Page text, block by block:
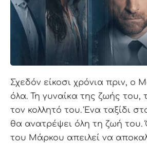
Σχεδόν είκοσι χρόνια πριν, ο
όλα. Τη γυναίκα της ζωής του,
τον κολλητό του. Ένα ταξίδι
θα ανατρέψει όλη τη ζωή
του Μάρκου απειλεί να